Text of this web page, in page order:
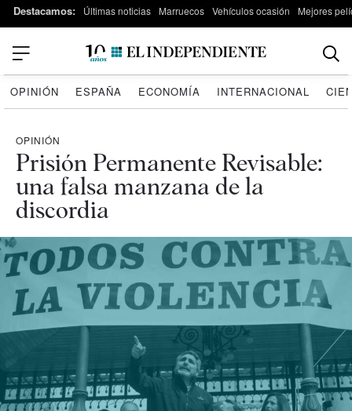
Destacamos: Últimas noticias Marruecos Vehículos ocasión Mejores
OPINIÓN ESPAÑA ECONOMÍA INTERNACIONAL
OPINIÓN
Prisión Permanente Revisable:
una falsa manzana de la
discordia